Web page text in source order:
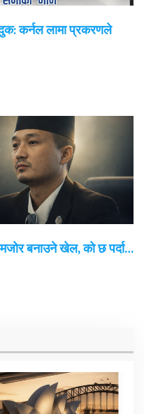
कर्नल लामा प्रकरणले
बनाउने खेल, को छ पर्दा…